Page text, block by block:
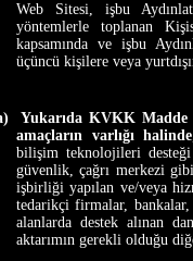
Web Sitesi, işbu
yöntemlerle toplanan
kapsamında ve işbu
üçüncü kişilere veya
Yukarıda KVKK Madde
amaçların varlığı halinde
bilişim teknolojileri
güvenlik, çağrı merkezi
işbirliği yapılan ve/veya
tedarikçi firmalar,
alanlarda destek alınan
aktarımın gerekli olduğu